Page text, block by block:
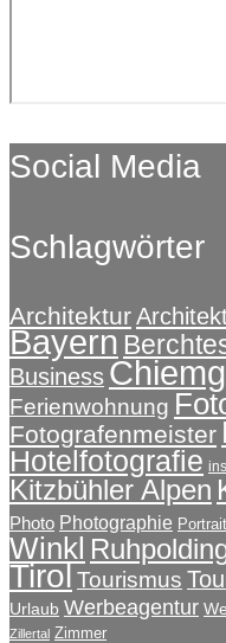
Social Media
Schlagwörter
Architektur
Bayern
Business
Ferienwohnung
Fotografenmeister
Hotelfotografie
Kitzbühler Alpen
Photo Photographie Portrait
Winkl
TirolTourismus
Urlaub Werbeagentur
Zillertal Zimmer